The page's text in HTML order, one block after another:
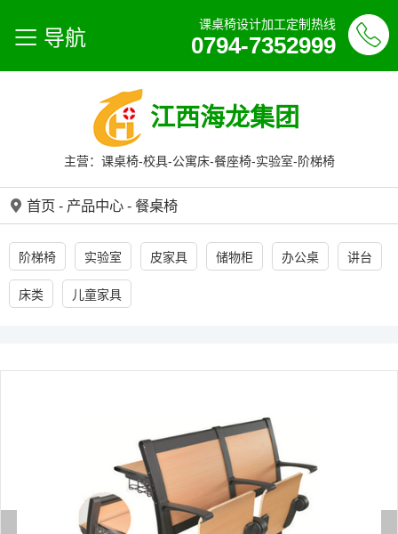
导航
课桌椅设计加工定制热线
0794-7352999
江西海龙集团
主营：课桌椅-校具-公寓床-餐座椅-实验室-阶梯椅
首页 - 产品中心 - 餐桌椅
阶梯椅 实验室 皮家具 储物柜 办公桌 讲台
床类 儿童家具